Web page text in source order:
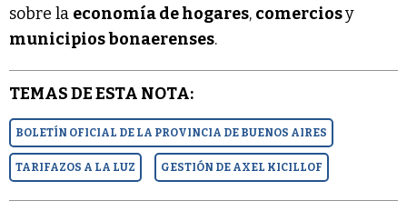
sobre la economía de hogares, comerciosy
municipios bonaerenses.
TEMAS DE ESTA NOTA:
BOLETÍN OFICIAL DE LA PROVINCIA DE BUENOS AIRES
TARIFAZOS A LA LUZ GESTIÓN DE AXEL KICILLOF